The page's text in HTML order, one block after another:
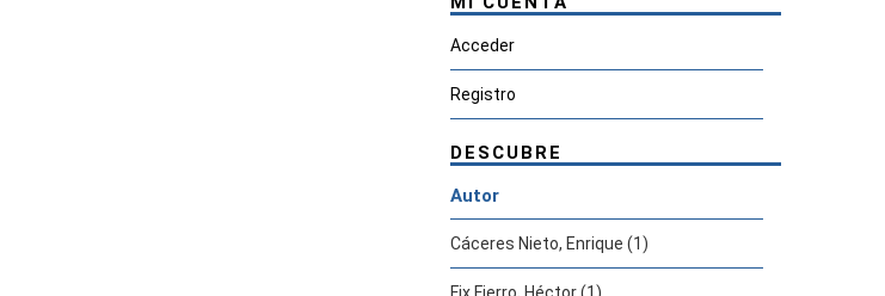
Acceder
Registro
DESCUBRE
Autor
Cáceres Nieto, Enrique (1)